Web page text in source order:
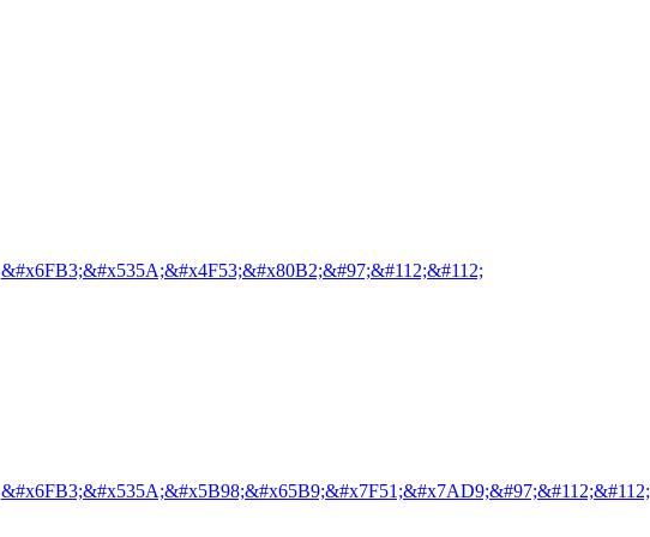
&#x6FB3;&#x535A;&#x4F53;&#x80B2;&#97;&#112;&#112;
&#x6FB3;&#x535A;&#x5B98;&#x65B9;&#x7F51;&#x7AD9;&#97;&#112;&#112;